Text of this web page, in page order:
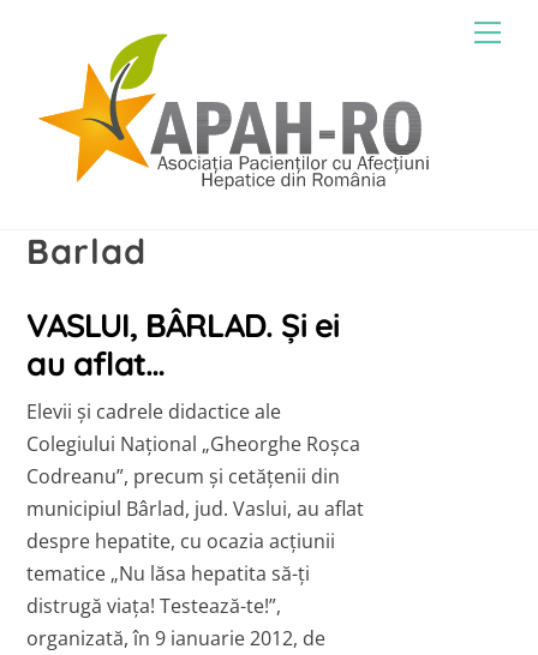
Barlad
VASLUI, BÂRLAD. Și ei
au aflat…
Elevii și cadrele didactice ale
Colegiului Național „Gheorghe Roșca
Codreanu”, precum și cetățenii din
municipiul Bârlad, jud. Vaslui, au aflat
despre hepatite, cu ocazia acțiunii
tematice „Nu lăsa hepatita să-ți
distrugă viața! Testează-te!”,
organizată, în 9 ianuarie 2012, de